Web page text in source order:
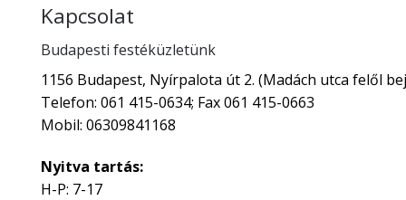
Kapcsolat
Budapesti festéküzletünk
1156 Budapest, Nyírpalota út 2. (Madách utca felől
Telefon: 061 415-0634; Fax 061 415-0663
Mobil: 06309841168
Nyitva tartás:
H-P: 7-17